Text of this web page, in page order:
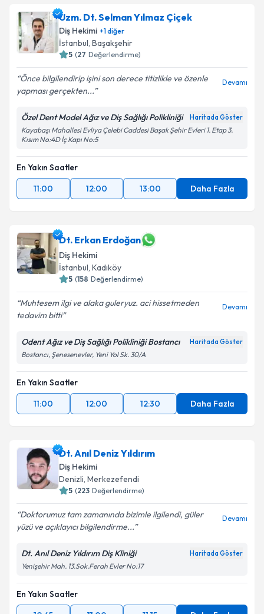
Uzm. Dt. Selman Yılmaz Çiçek
Diş Hekimi +1diğer
İstanbul, Başakşehir
5 (27 Değerlendirme)
Önce bilgilendirip işini son derece titizlikle ve özenle
yapması gerçekten...
Devamı
Özel Dent Model Ağız ve Diş Sağlığı Polikliniği Haritada Göster
Kayabaşı Mahallesi Evliya Çelebi Caddesi Başak Şehir Evleri 1. Etap 3.
Kısım No:4D İç Kapı No:5
En Yakın Saatler
11:00
12:00 13:00 Daha Fazla
Dt. Erkan Erdoğan
Diş Hekimi
İstanbul, Kadıköy
5 (158 Değerlendirme)
Muhtesem ilgi ve alaka guleryuz. aci hissetmeden
tedavim bitti
Devamı
Odent Ağız ve Diş Sağlığı Polikliniği Bostancı Haritada Göster
Bostancı, Şenesenevler, Yeni Yol Sk. 30/A
En Yakın Saatler
11:00
12:00 12:30 Daha Fazla
Dt. Anıl Deniz Yıldırım
Diş Hekimi
Denizli, Merkezefendi
5 (223 Değerlendirme)
Doktorumuz tam zamanında bizimle ilgilendi, güler
yüzü ve açıklayıcı bilgilendirme...
Devamı
Dt. Anıl Deniz Yıldırım Diş Kliniği Haritada Göster
Yenişehir Mah. 13.Sok.Ferah Evler No:17
En Yakın Saatler